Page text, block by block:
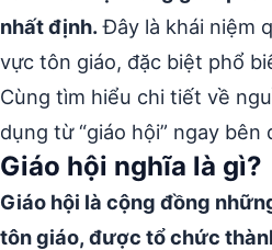
nhất định.Đây là khái niệm
vực tôn giáo, đặc biệt phổ
Cùng tìm hiểu chi tiết về
dụng từ “giáo hội” ngay bên
Giáo hội nghĩa là gì?
Giáo hội là cộng đồng
tôn giáo, được tổ chức